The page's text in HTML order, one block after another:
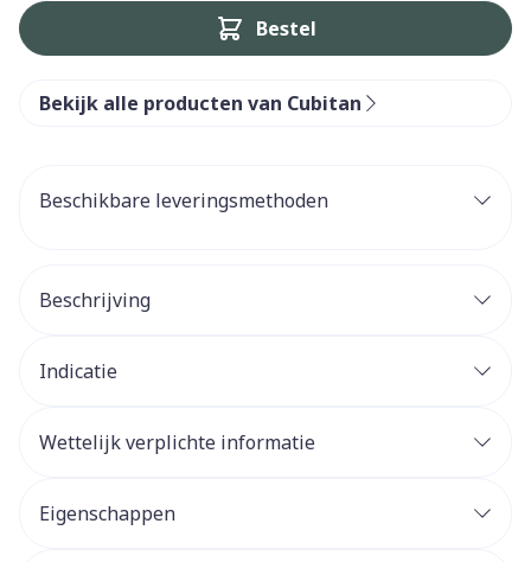
Bestel
Bekijk alle producten van Cubitan
Beschikbare leveringsmethoden
Beschrijving
Indicatie
Wettelijk verplichte informatie
Eigenschappen